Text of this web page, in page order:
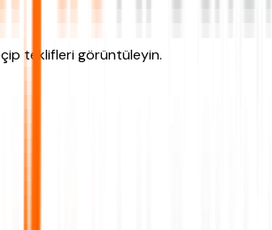
teklifleri görüntüleyin.